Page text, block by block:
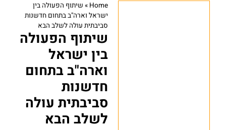
Home
» שיתוף הפעולה בין
ישראל וארה"ב בתחום חדשנות
סביבתית עולה לשלב הבא
שיתוף הפעולה
בין ישראל
וארה"ב בתחום
חדשנות
סביבתית עולה
לשלב הבא